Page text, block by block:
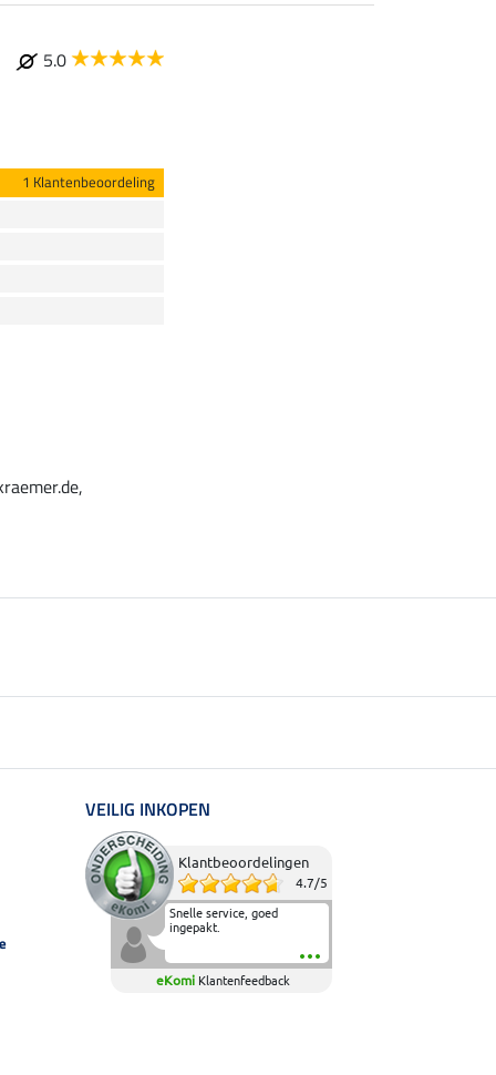
5.0
1 Klantenbeoordeling
VEILIG INKOPEN
Klantbeoordelingen
4.7/5
Snelle service, goed
ingepakt.
eKomi Klantenfeedback